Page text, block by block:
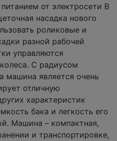
от электросети B
насадка нового
роликовые и
разной рабочей
управляются
С радиусом
машина является очень
отличную
характеристик
бака и легкость его
Машина – компактная,
и транспортировке,